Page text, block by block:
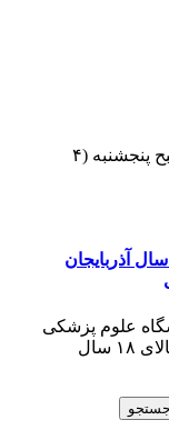
تعداد مبتلایان به ویروس کرونا در جهان، تا صبح پنجشنبه (۴
واکسیناسیون ۳۳.۵ درصدی جمعیت بالای ۱۸ سال آذربایجان
علوم پزشکی
تبریز از واکسیناسیون ۳۳.۵ درصدی جمعیت بالای ۱۸ سال